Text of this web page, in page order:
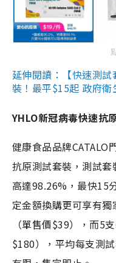
延伸閱讀：【快速測
裝！最平$15起 政府
YHLO新冠病毒快速抗
健康食品品牌CATALO
抗原測試套裝，測試
高達98.26%，最快15
定金額換購更可享有
（單售價$39），而5
$180），平均每支測